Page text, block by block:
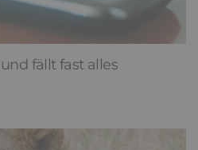
fällt fast alles